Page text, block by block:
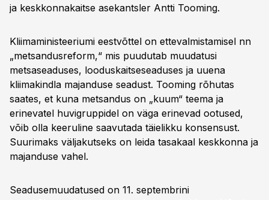
ja keskkonnakaitse asekantsler Antti Tooming.
Kliimaministeeriumi eestvõttel on ettevalmistamisel nn
„metsandusreform,“ mis puudutab muudatusi
metsaseaduses, looduskaitseseaduses ja uuena
kliimakindla majanduse seadust. Tooming rõhutas
saates, et kuna metsandus on „kuum“ teema ja
erinevatel huvigruppidel on väga erinevad ootused,
võib olla keeruline saavutada täielikku konsensust.
Suurimaks väljakutseks on leida tasakaal keskkonna ja
majanduse vahel.
Seadusemuudatused on 11. septembrini